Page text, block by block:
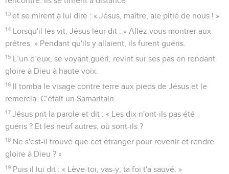
13 et se mirent à lui dire : « Jésus, maître, aie pitié de nous ! »
14 Lorsqu'il les vit, Jésus leur dit : « Allez vous montrer aux
prêtres. » Pendant qu'ils y allaient, ils furent guéris.
15 L’un d’eux, se voyant guéri, revint sur ses pas en rendant
gloire à Dieu à haute voix.
16 Il tomba le visage contre terre aux pieds de Jésus et le
remercia. C'était un Samaritain.
17 Jésus prit la parole et dit : « Les dix n'ont-ils pas été
guéris ? Et les neuf autres, où sont-ils ?
18 Ne s'est-il trouvé que cet étranger pour revenir et rendre
gloire à Dieu ? »
19 Puis il lui dit : « Lève-toi, vas-y, ta foi t'a sauvé. »